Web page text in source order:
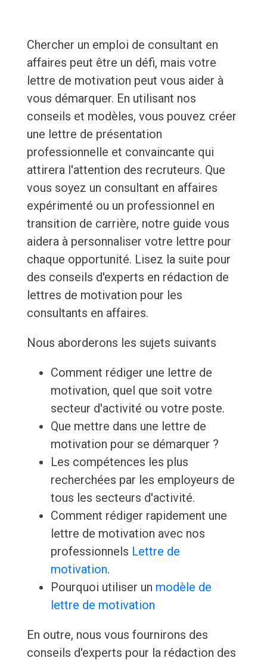
Chercher un emploi de consultant en
affaires peut être un défi, mais votre
lettre de motivation peut vous aider à
vous démarquer. En utilisant nos
conseils et modèles, vous pouvez créer
une lettre de présentation
professionnelle et convaincante qui
attirera l'attention des recruteurs. Que
vous soyez un consultant en affaires
expérimenté ou un professionnel en
transition de carrière, notre guide vous
aidera à personnaliser votre lettre pour
chaque opportunité. Lisez la suite pour
des conseils d'experts en rédaction de
lettres de motivation pour les
consultants en affaires.
Nous aborderons les sujets suivants
Comment rédiger une lettre de
motivation, quel que soit votre
secteur d'activité ou votre poste.
Que mettre dans une lettre de
motivation pour se démarquer ?
Les compétences les plus
recherchées par les employeurs de
tous les secteurs d'activité.
Comment rédiger rapidement une
lettre de motivation avec nos
professionnels Lettre de
motivation.
Pourquoi utiliser un modèle de
lettre de motivation
En outre, nous vous fournirons des
conseils d'experts pour la rédaction des